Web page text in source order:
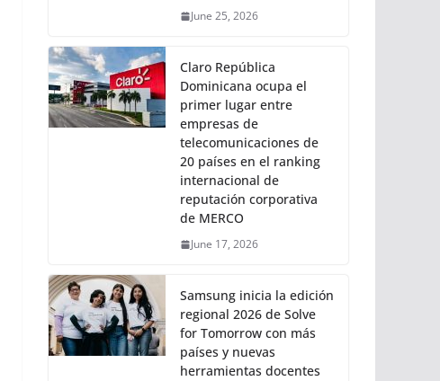
June 25, 2026
Claro República
Dominicana ocupa el
primer lugar entre
empresas de
telecomunicaciones de
20 países en el ranking
internacional de
reputación corporativa
de MERCO
June 17, 2026
Samsung inicia la edición
regional 2026 de Solve
for Tomorrow con más
países y nuevas
herramientas docentes